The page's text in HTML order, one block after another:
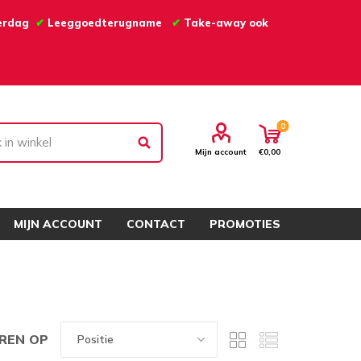
✔ Leeggoedterugname ✔ Take-away ook
Mijn account
0
€0,00
MIJN ACCOUNT CONTACT PROMOTIES
OP